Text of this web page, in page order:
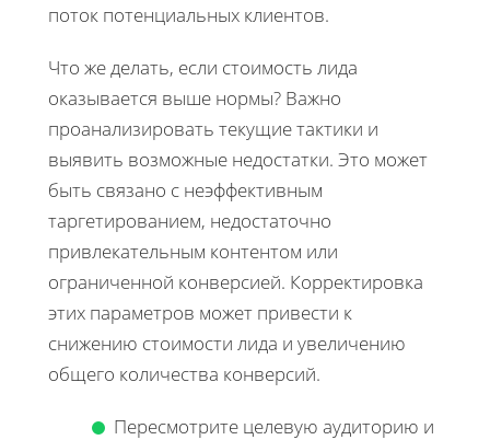
поток потенциальных клиентов.
Что же делать, если стоимость лида
оказывается выше нормы? Важно
проанализировать текущие тактики и
выявить возможные недостатки. Это может
быть связано с неэффективным
таргетированием, недостаточно
привлекательным контентом или
ограниченной конверсией. Корректировка
этих параметров может привести к
снижению стоимости лида и увеличению
общего количества конверсий.
Пересмотрите целевую аудиторию и